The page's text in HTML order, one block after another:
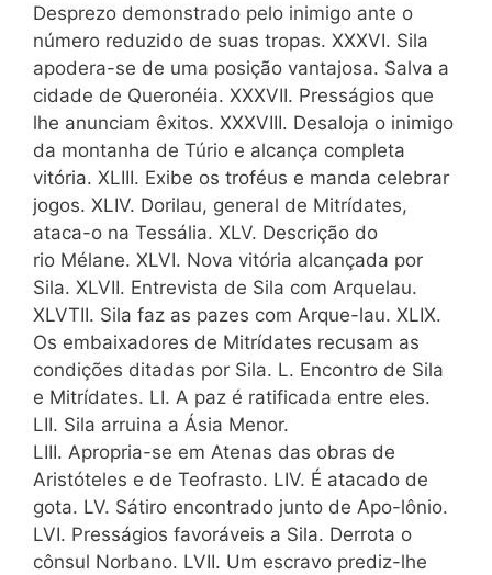
Desprezo demonstrado pelo inimigo ante o
número reduzido de suas tropas. XXXVI. Sila
apodera-se de uma posição vantajosa. Salva a
cidade de Queronéia. XXXVII. Presságios que
lhe anunciam êxitos. XXXVIII. Desaloja o inimigo
da montanha de Túrio e alcança completa
vitória. XLIII. Exibe os troféus e manda celebrar
jogos. XLIV. Dorilau, general de Mitrídates,
ataca-o na Tessália. XLV. Descrição do
rio Mélane. XLVI. Nova vitória alcançada por
Sila. XLVII. Entrevista de Sila com Arquelau.
XLVTII. Sila faz as pazes com Arque-lau. XLIX.
Os embaixadores de Mitrídates recusam as
condições ditadas por Sila. L. Encontro de Sila
e Mitrídates. LI. A paz é ratificada entre eles.
LII. Sila arruina a Ásia Menor.
LIII. Apropria-se em Atenas das obras de
Aristóteles e de Teofrasto. LIV. É atacado de
gota. LV. Sátiro encontrado junto de Apo-lônio.
LVI. Presságios favoráveis a Sila. Derrota o
cônsul Norbano. LVII. Um escravo prediz-lhe